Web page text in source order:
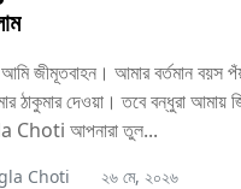
জীমূতবাহন। আমার বর্তমান বয়স
ঠাকুমার দেওয়া। তবে বন্ধুরা আমায়
Choti আপনারা তুল...
Choti ২৬ মে, ২০২৬